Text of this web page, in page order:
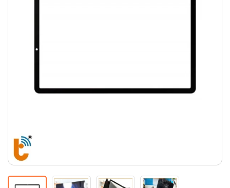
Pin iPhone Pin Samsumg Pin Oppo Pin Xiaomi